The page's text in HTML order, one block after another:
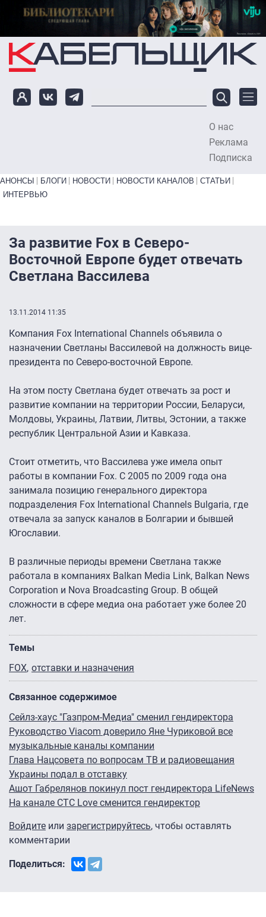
Перейти к основному содержанию
О нас
Реклама
Подписка
Primary links bottom
АНОНСЫ БЛОГИ НОВОСТИ НОВОСТИ КАНАЛОВ
СТАТЬИ
ИНТЕРВЬЮ
За развитие Fox в Северо-
Восточной Европе будет отвечать
Светлана Вассилева
13.11.2014 11:35
Компания Fox International Channels объявила о
назначении Светланы Вассилевой на должность вице-
президента по Северо-восточной Европе.
На этом посту Светлана будет отвечать за рост и
развитие компании на территории России, Беларуси,
Молдовы, Украины, Латвии, Литвы, Эстонии, а также
республик Центральной Азии и Кавказа.
Стоит отметить, что Вассилева уже имела опыт
работы в компании Fox. С 2005 по 2009 года она
занимала позицию генерального директора
подразделения Fox International Channels Bulgaria, где
отвечала за запуск каналов в Болгарии и бывшей
Югославии.
В различные периоды времени Светлана также
работала в компаниях Balkan Media Link, Balkan News
Corporation и Nova Broadcasting Group. В общей
сложности в сфере медиа она работает уже более 20
лет.
Темы
FOX отставки и назначения
Связанное содержимое
Сейлз-хаус "Газпром-Медиа" сменил гендиректора
Руководство Viaсom доверило Яне Чуриковой все
музыкальные каналы компании
Глава Нацсовета по вопросам ТВ и радиовещания
Украины подал в отставку
Ашот Габрелянов покинул пост гендиректора LifeNews
На канале CTC Love сменится гендиректор
Войдите или зарегистрируйтесь, чтобы оставлять
комментарии
Поделиться: